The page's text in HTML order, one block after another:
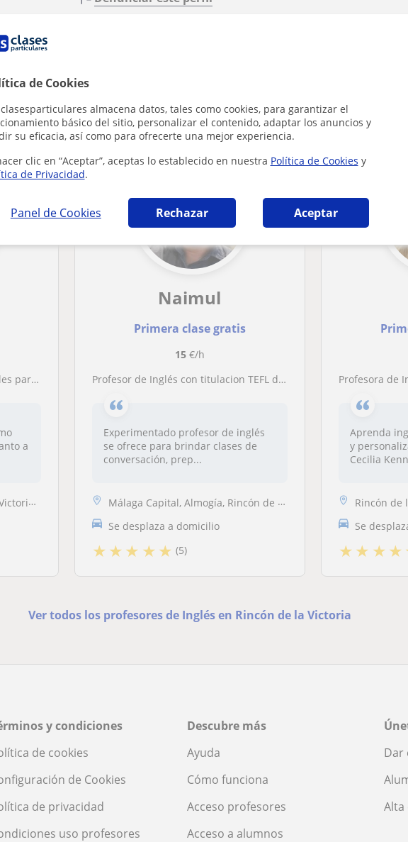
de Cookies
almacena datos, tales como cookies, para garantizar el
básico del sitio, personalizar el contenido, adaptar los anuncios y
su eficacia, así como para ofrecerte una mejor experiencia.
clic en “Aceptar”, aceptas lo establecido en nuestra Política de Cookies y
de Privacidad.
Panel de Cookies Rechazar Aceptar
en Rincón de la Victoria que pueden interesarte
y Online
a
Naimul
Primera clase gratis
15€/h
Profesor de Inglés con titulacion TEFL disponible
Experimentado profesor de inglés
se ofrece para brindar clases de
conversación, prep...
Málaga Capital, Almogía, Rincón de la Victoria, Totalán
Se desplaza a domicilio
★★★ ★★ (5)
Profesora de Inglés, Exámenes
Aprenda
y
Cecilia
Rincón de
Se
★★ ★★
Ver todos los profesores de Inglés en Rincón de la Victoria
y condiciones
de cookies
de Cookies
de privacidad
uso profesores
Descubre más
Ayuda
Cómo funciona
Acceso profesores
Acceso a alumnos
Dar
Alta